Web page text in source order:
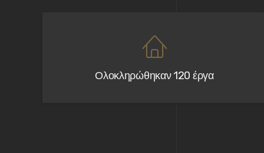
Ολοκληρώθηκαν 120 έργα